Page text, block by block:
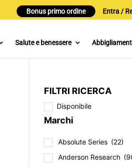
Bonus primo ordine Entra /
Salute e benessere
FILTRI RICERCA
Disponibile
Marchi
Absolute Series (22)
Anderson Research